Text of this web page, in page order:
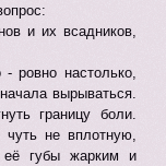
и их всадников,
ровно настолько,
вырываться.
границу боли.
не вплотную,
её губы жарким и